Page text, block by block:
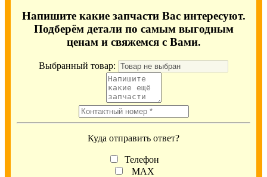
Напишите какие запчасти Вас интересуют.
Подберём детали по самым выгодным
ценам и свяжемся с Вами.
Выбранный товар:
Куда отправить ответ?
Телефон
MAX